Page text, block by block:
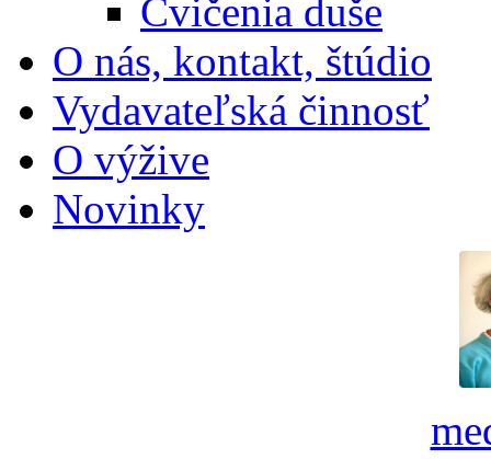
Cvičenia duše
O nás, kontakt, štúdio
Vydavateľská činnosť
O výžive
Novinky